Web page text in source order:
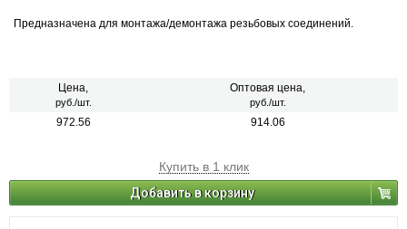
Предназначена для монтажа/демонтажа резьбовых соединений.
Цена,
руб./шт.
Оптовая цена,
руб./шт.
972.56 914.06
Купить в 1 клик
Добавить в корзину